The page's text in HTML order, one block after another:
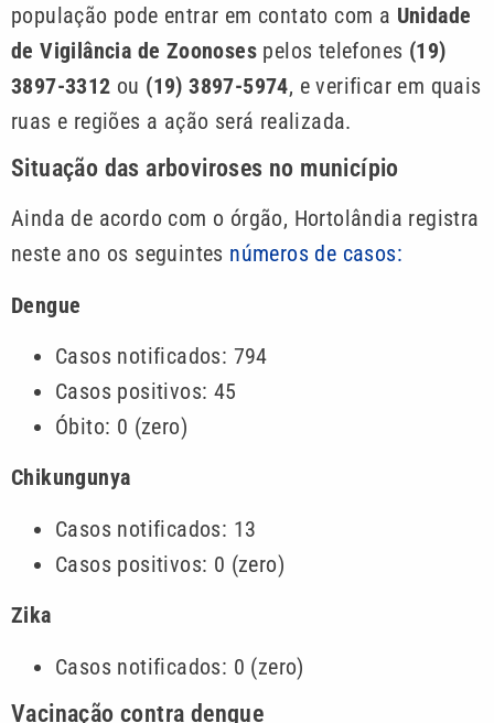
população pode entrar em contato com a Unidade
de Vigilância de Zoonoses pelos telefones (19)
3897-3312 ou (19) 3897-5974, e verificar em quais
ruas e regiões a ação será realizada.
Situação das arboviroses no município
Ainda de acordo com o órgão, Hortolândia registra
neste ano os seguintes números de casos:
Dengue
Casos notificados: 794
Casos positivos: 45
Óbito: 0 (zero)
Chikungunya
Casos notificados: 13
Casos positivos: 0 (zero)
Zika
Casos notificados: 0 (zero)
Vacinação contra dengue